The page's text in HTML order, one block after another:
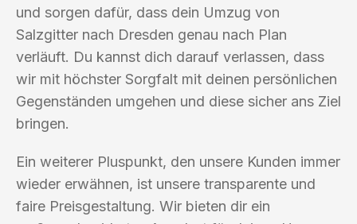
und sorgen dafür, dass dein Umzug von
Salzgitter nach Dresden genau nach Plan
verläuft. Du kannst dich darauf verlassen, dass
wir mit höchster Sorgfalt mit deinen persönlichen
Gegenständen umgehen und diese sicher ans Ziel
bringen.
Ein weiterer Pluspunkt, den unsere Kunden immer
wieder erwähnen, ist unsere transparente und
faire Preisgestaltung. Wir bieten dir ein